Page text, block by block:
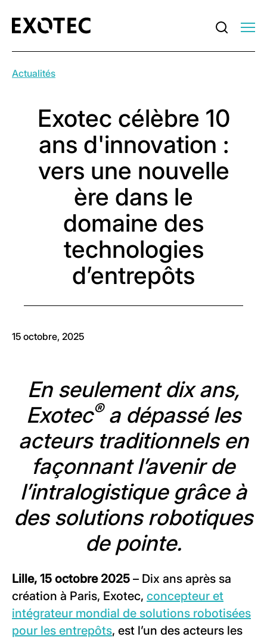
Actualités
Exotec célèbre 10
ans d'innovation :
vers une nouvelle
ère dans le
domaine des
technologies
d’entrepôts
15 octobre, 2025
En seulement dix ans,
Exotec®a dépassé les
acteurs traditionnels en
façonnant l’avenir de
l’intralogistique grâce à
des solutions robotiques
de pointe.
Lille, 15 octobre 2025 – Dix ans après sa
création à Paris, Exotec, concepteur et
intégrateur mondial de solutions robotisées
pour les entrepôts, est l’un des acteurs les